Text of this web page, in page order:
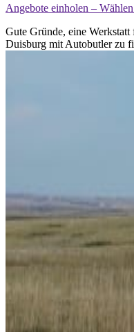
Angebote einholen –
Gute Gründe, eine
Duisburg mit Autobutler zu